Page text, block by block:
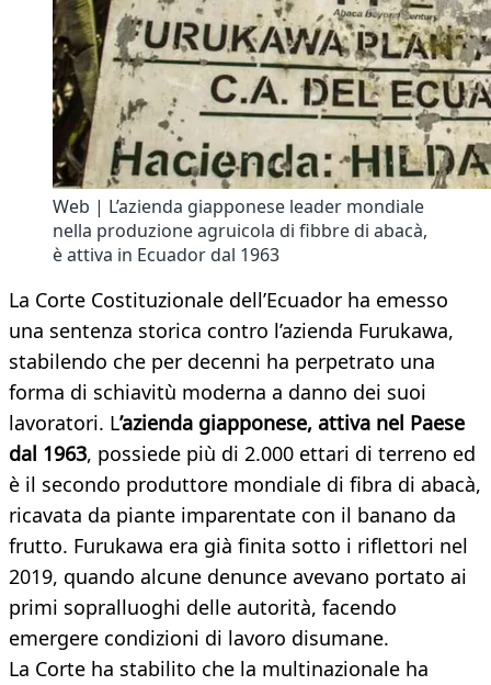
Web | L’azienda giapponese leader mondiale
nella produzione agruicola di fibbre di abacà,
è attiva in Ecuador dal 1963
La Corte Costituzionale dell’Ecuador ha emesso
una sentenza storica contro l’azienda Furukawa,
stabilendo che per decenni ha perpetrato una
forma di schiavitù moderna a danno dei suoi
lavoratori. L’azienda giapponese, attiva nel Paese
dal 1963, possiede più di 2.000 ettari di terreno ed
è il secondo produttore mondiale di fibra di abacà,
ricavata da piante imparentate con il banano da
frutto. Furukawa era già finita sotto i riflettori nel
2019, quando alcune denunce avevano portato ai
primi sopralluoghi delle autorità, facendo
emergere condizioni di lavoro disumane.
La Corte ha stabilito che la multinazionale ha